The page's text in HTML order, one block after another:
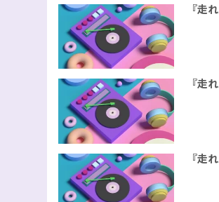
『走
『走
『走